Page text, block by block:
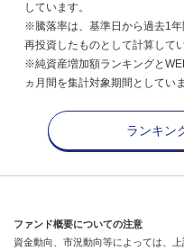
しています。
※騰落率は、基準日から過去1
再投資したものとして計算してい
※純資産増加額ランキングと
ヵ月間を集計対象期間としていま
ランキン
ファンド概要についての注意
資金動向、市況動向等によっては、